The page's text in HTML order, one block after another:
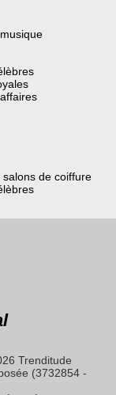
salons de coiffure
Trenditude
(3732854 -